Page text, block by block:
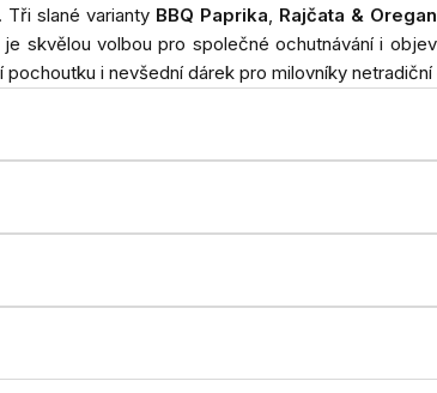
Tři slané varianty BBQ Paprika, Rajčata &
skvělou volbou pro společné ochutnávání i
pochoutku i nevšední dárek pro milovníky